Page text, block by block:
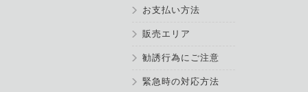
お支払い方法
販売エリア
勧誘行為にご注意
緊急時の対応方法